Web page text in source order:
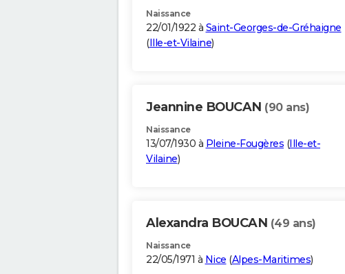
Naissance
22/01/1922 à Saint-Georges-de-Gréhaigne
(Ille-et-Vilaine)
Jeannine BOUCAN (90 ans)
Naissance
13/07/1930 à Pleine-Fougères (Ille-et-
Vilaine)
Alexandra BOUCAN (49 ans)
Naissance
22/05/1971 à Nice (Alpes-Maritimes)